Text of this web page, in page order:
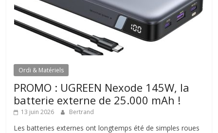
Ordi & Matériels
PROMO : UGREEN Nexode 145W, la
batterie externe de 25.000 mAh !
13 juin 2026 Bertrand
Les batteries externes ont longtemps été de simples roues